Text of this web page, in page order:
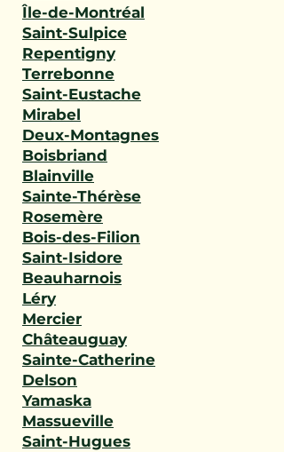
Île-de-Montréal
Saint-Sulpice
Repentigny
Terrebonne
Saint-Eustache
Mirabel
Deux-Montagnes
Boisbriand
Blainville
Sainte-Thérèse
Rosemère
Bois-des-Filion
Saint-Isidore
Beauharnois
Léry
Mercier
Châteauguay
Sainte-Catherine
Delson
Yamaska
Massueville
Saint-Hugues